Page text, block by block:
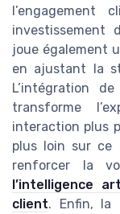
l’engagement
investissement
joue également
en ajustant la
L’intégration
transforme
interaction plus
plus loin sur ce
renforcer la
l’intelligence
client. Enfin, la